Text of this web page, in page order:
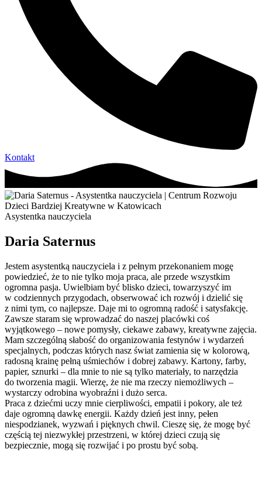
Kontakt
Asystentka nauczyciela
Daria Saternus
Jestem asystentką nauczyciela i z pełnym przekonaniem mogę
powiedzieć, że to nie tylko moja praca, ale przede wszystkim
ogromna pasja. Uwielbiam być blisko dzieci, towarzyszyć im
w codziennych przygodach, obserwować ich rozwój i dzielić się
z nimi tym, co najlepsze. Daje mi to ogromną radość i satysfakcję.
Zawsze staram się wprowadzać do naszej placówki coś
wyjątkowego – nowe pomysły, ciekawe zabawy, kreatywne zajęcia.
Mam szczególną słabość do organizowania festynów i wydarzeń
specjalnych, podczas których nasz świat zamienia się w kolorową,
radosną krainę pełną uśmiechów i dobrej zabawy. Kartony, farby,
papier, sznurki – dla mnie to nie są tylko materiały, to narzędzia
do tworzenia magii. Wierzę, że nie ma rzeczy niemożliwych –
wystarczy odrobina wyobraźni i dużo serca.
Praca z dziećmi uczy mnie cierpliwości, empatii i pokory, ale też
daje ogromną dawkę energii. Każdy dzień jest inny, pełen
niespodzianek, wyzwań i pięknych chwil. Cieszę się, że mogę być
częścią tej niezwykłej przestrzeni, w której dzieci czują się
bezpiecznie, mogą się rozwijać i po prostu być sobą.